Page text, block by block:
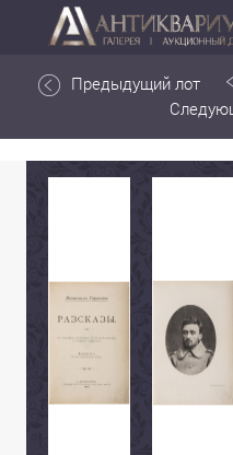
Предыдущий лот